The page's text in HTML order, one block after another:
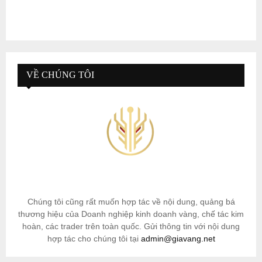
VỀ CHÚNG TÔI
Chúng tôi cũng rất muốn hợp tác về nội dung, quảng bá
thương hiệu của Doanh nghiệp kinh doanh vàng, chế tác kim
hoàn, các trader trên toàn quốc. Gửi thông tin với nội dung
hợp tác cho chúng tôi tại admin@giavang.net